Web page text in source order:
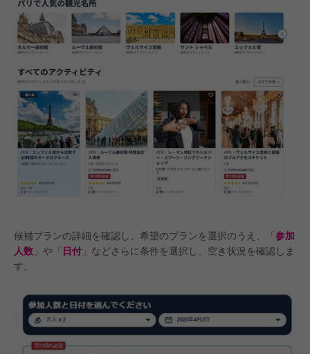
候補プランの詳細を確認し、希望のプランを選択のうえ、 「 参加
人数 」 や 「 日付 」 などさらに条件を選択し、空き状況を確認しま
す。